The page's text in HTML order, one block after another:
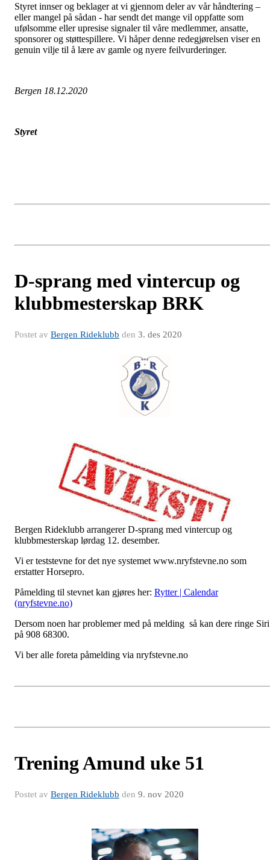
Styret innser og beklager at vi gjennom deler av vår håndtering –
eller mangel på sådan - har sendt det mange vil oppfatte som
ufølsomme eller upresise signaler til våre medlemmer, ansatte,
sponsorer og støttespillere. Vi håper denne redegjørelsen viser en
genuin vilje til å lære av gamle og nyere feilvurderinger.
Bergen 18.12.2020
Styret
D-sprang med vintercup og
klubbmesterskap BRK
Postet av Bergen Rideklubb den 3. des 2020
Bergen Rideklubb arrangerer D-sprang med vintercup og
klubbmesterskap lørdag 12. desember.
Vi er teststevne for det nye systemet www.nryfstevne.no som
erstatter Horsepro.
Påmelding til stevnet kan gjøres her: Rytter | Calendar
(nryfstevne.no)
Dersom noen har problemer med på melding så kan dere ringe Siri
på 908 68300.
Vi ber alle foreta påmelding via nryfstevne.no
Trening Amund uke 51
Postet av Bergen Rideklubb den 9. nov 2020